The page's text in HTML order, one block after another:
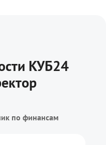
КУБ24
по финансам